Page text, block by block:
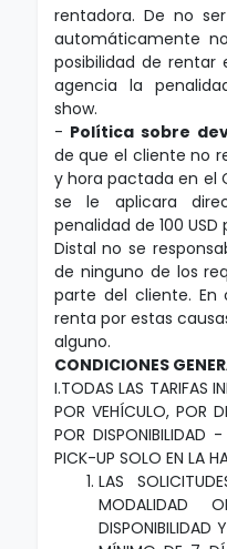
rentadora. De no
automáticamente
posibilidad de
agencia la
show.
- Política sobre
de que el cliente no
y hora pactada en el
se le aplicara
penalidad de 100
Distal no se
de ninguno de los
parte del cliente.
renta por estas
alguno.
CONDICIONES
I.TODAS LAS TARIFAS
POR VEHÍCULO, POR
POR DISPONIBILIDAD
PICK-UP SOLO EN LA
LAS
MODALIDAD
DISPONIBILIDAD